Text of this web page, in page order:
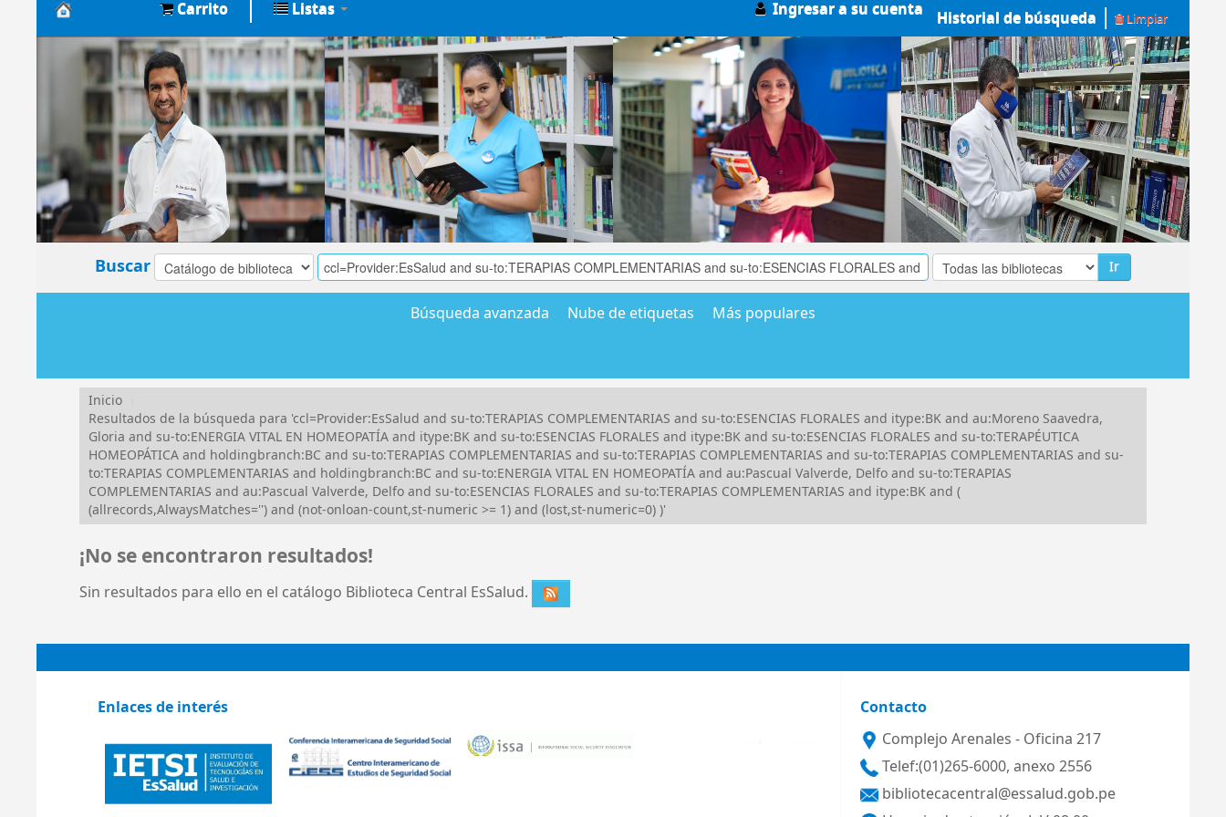
Biblioteca
Central
EsSalud
Carrito Listas Ingresar a su cuenta Historial de búsqueda Limpiar
Buscar Ir
Búsqueda avanzada Nube de etiquetas Más populares
Inicio
Resultados de la búsqueda para 'ccl=Provider:EsSalud and su-to:TERAPIAS COMPLEMENTARIAS and su-to:ESENCIAS FLORALES and itype:BK and au:Moreno Saavedra,
Gloria and su-to:ENERGIA VITAL EN HOMEOPATÍA and itype:BK and su-to:ESENCIAS FLORALES and itype:BK and su-to:ESENCIAS FLORALES and su-to:TERAPÉUTICA
HOMEOPÁTICA and holdingbranch:BC and su-to:TERAPIAS COMPLEMENTARIAS and su-to:TERAPIAS COMPLEMENTARIAS and su-to:TERAPIAS COMPLEMENTARIAS and su-
to:TERAPIAS COMPLEMENTARIAS and holdingbranch:BC and su-to:ENERGIA VITAL EN HOMEOPATÍA and au:Pascual Valverde, Delfo and su-to:TERAPIAS
COMPLEMENTARIAS and au:Pascual Valverde, Delfo and su-to:ESENCIAS FLORALES and su-to:TERAPIAS COMPLEMENTARIAS and itype:BK and (
(allrecords,AlwaysMatches='') and (not-onloan-count,st-numeric >= 1) and (lost,st-numeric=0) )'
¡No se encontraron resultados!
Sin resultados para ello en el catálogo Biblioteca Central EsSalud.
Enlaces de interés
Contacto
Complejo Arenales - Oficina 217
Telef:(01)265-6000, anexo 2556
bibliotecacentral@essalud.gob.pe